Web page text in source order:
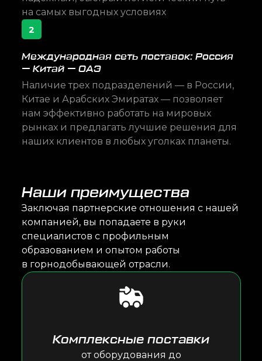
на самых выгодных условиях
2
Международная сеть поставок: Россия
— Китай — ОАЭ
Наличие трех подразделений — в России,
Китае и Арабских Эмиратах — позволяет
нам эффективно работать на мировых
рынках и предлагать лучшие решения для
наших клиентов в любых уголках планеты.
Наши преимущества
Заключая партнерские отношения с нашей
компанией, вы попадаете в руки
специалистов с профильным
образованием и опытом работы
в горнодобывающей отрасли.
Комплексные поставки
от оборудования до